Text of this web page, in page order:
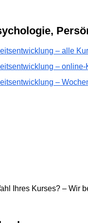
– alle
– online-
–
Ihres Kurses? – Wir